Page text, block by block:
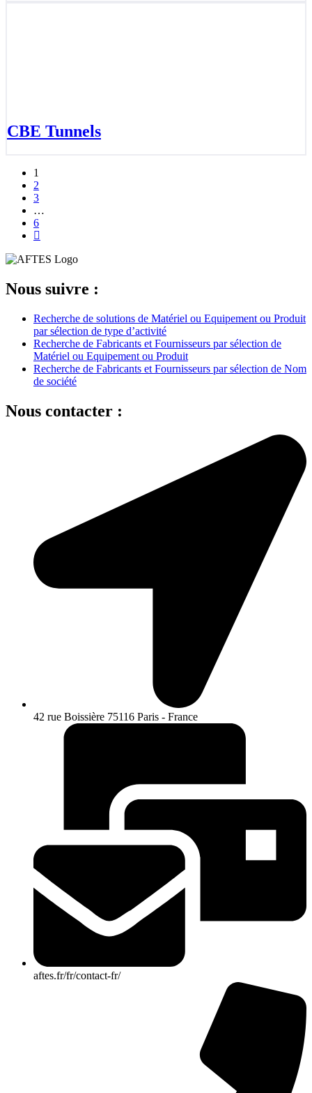
CBE Tunnels
1
2
3
…
6
Nous suivre :
Recherche de solutions de Matériel ou Equipement ou Produit
par sélection de type d’activité
Recherche de Fabricants et Fournisseurs par sélection de
Matériel ou Equipement ou Produit
Recherche de Fabricants et Fournisseurs par sélection de Nom
de société
Nous contacter :
42 rue Boissière 75116 Paris - France
aftes.fr/fr/contact-fr/